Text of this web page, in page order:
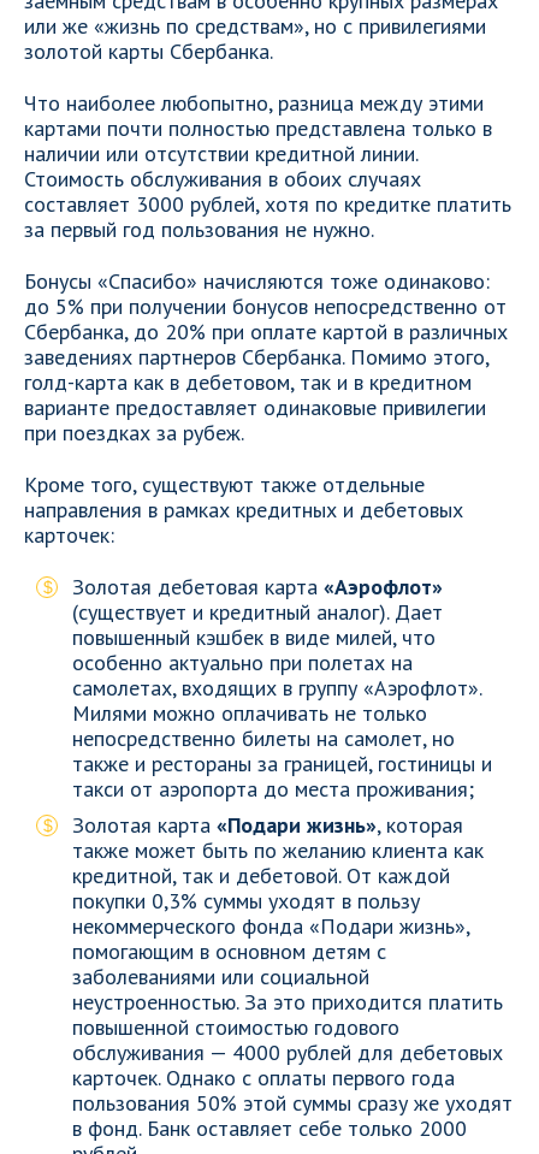
или же «жизнь по средствам», но с привилегиями
золотой карты Сбербанка.
Что наиболее любопытно, разница между этими
картами почти полностью представлена только в
наличии или отсутствии кредитной линии.
Стоимость обслуживания в обоих случаях
составляет 3000 рублей, хотя по кредитке платить
за первый год пользования не нужно.
Бонусы «Спасибо» начисляются тоже одинаково:
до 5% при получении бонусов непосредственно от
Сбербанка, до 20% при оплате картой в различных
заведениях партнеров Сбербанка. Помимо этого,
голд-карта как в дебетовом, так и в кредитном
варианте предоставляет одинаковые привилегии
при поездках за рубеж.
Кроме того, существуют также отдельные
направления в рамках кредитных и дебетовых
карточек:
Золотая дебетовая карта «Аэрофлот»
(существует и кредитный аналог). Дает
повышенный кэшбек в виде милей, что
особенно актуально при полетах на
самолетах, входящих в группу «Аэрофлот».
Милями можно оплачивать не только
непосредственно билеты на самолет, но
также и рестораны за границей, гостиницы и
такси от аэропорта до места проживания;
Золотая карта «Подари жизнь», которая
также может быть по желанию клиента как
кредитной, так и дебетовой. От каждой
покупки 0,3% суммы уходят в пользу
некоммерческого фонда «Подари жизнь»,
помогающим в основном детям с
заболеваниями или социальной
неустроенностью. За это приходится платить
повышенной стоимостью годового
обслуживания — 4000 рублей для дебетовых
карточек. Однако с оплаты первого года
пользования 50% этой суммы сразу же уходят
в фонд. Банк оставляет себе только 2000